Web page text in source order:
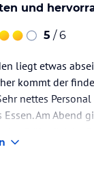
und
5 / 6
liegt etwas
kommt der
nettes
Am Abend
zubereiteten